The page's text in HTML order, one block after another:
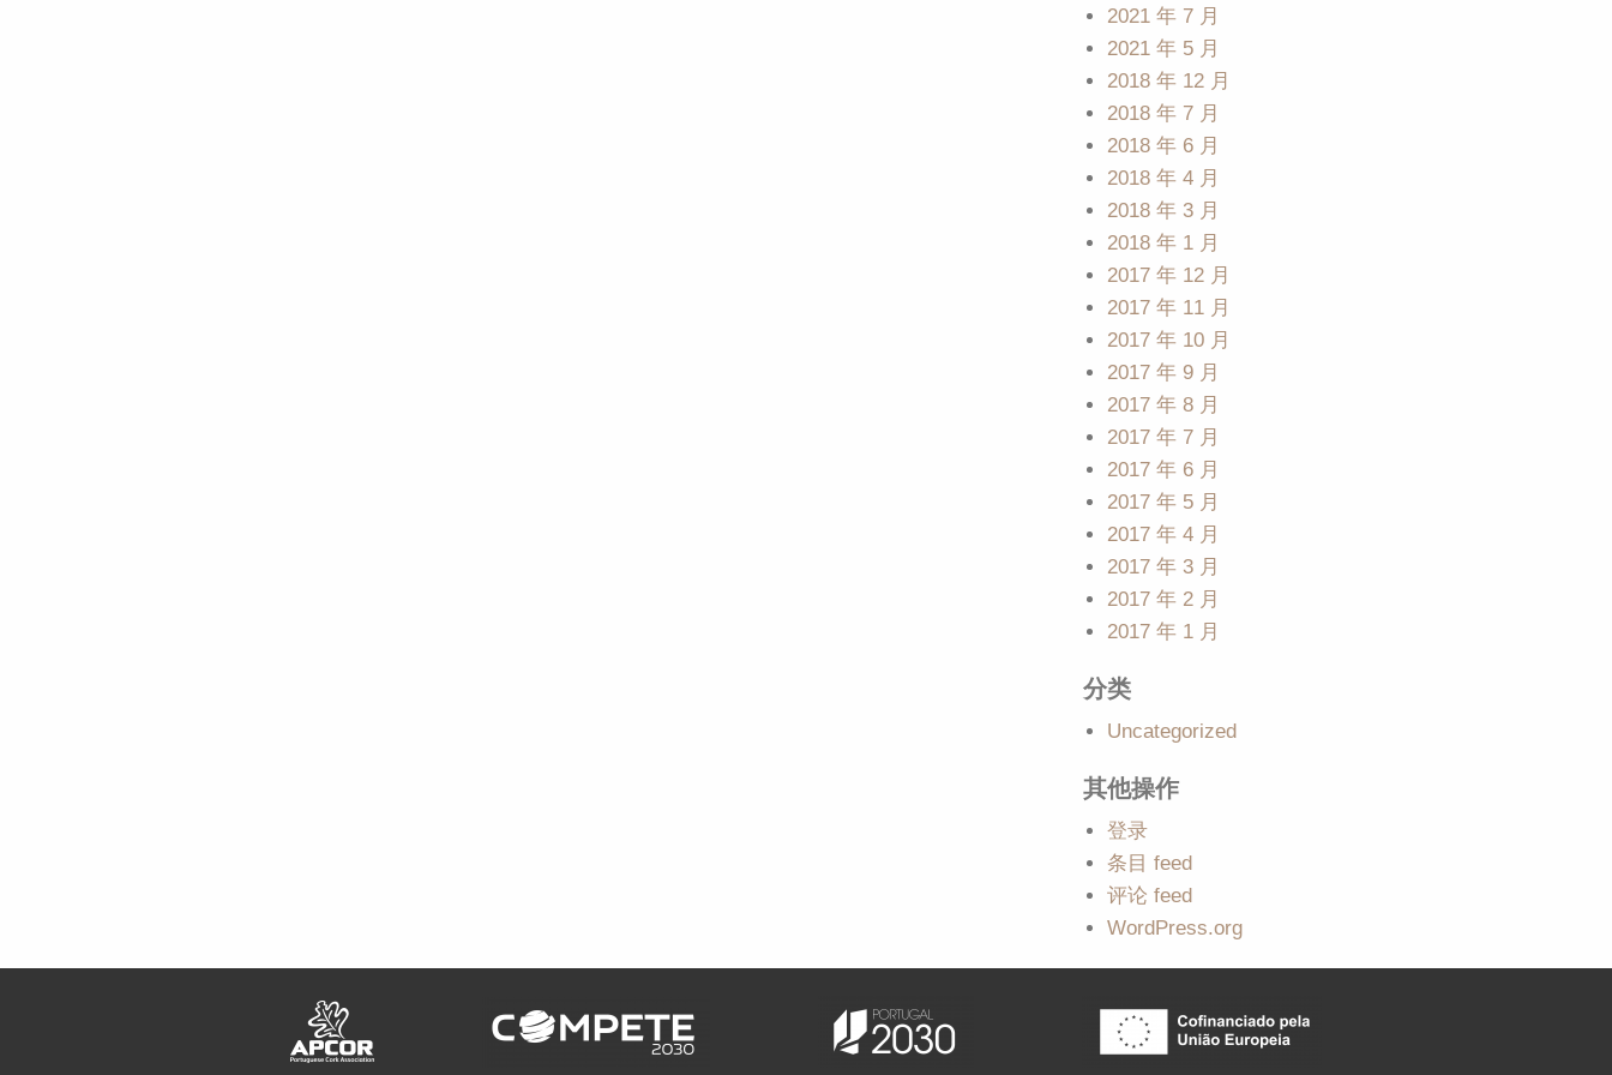
2021 年 7 月
2021 年 5 月
2018 年 12 月
2018 年 7 月
2018 年 6 月
2018 年 4 月
2018 年 3 月
2018 年 1 月
2017 年 12 月
2017 年 11 月
2017 年 10 月
2017 年 9 月
2017 年 8 月
2017 年 7 月
2017 年 6 月
2017 年 5 月
2017 年 4 月
2017 年 3 月
2017 年 2 月
2017 年 1 月
分类
Uncategorized
其他操作
登录
条目 feed
评论 feed
WordPress.org